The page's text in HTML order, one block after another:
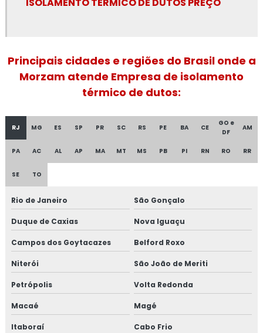
Espuma de poliuretano para isolamento térmico
Fornecedor de isolamento térmico industrial
Isolamento a frio
Isolamento acústico industrial no rj
Isolamento acústico para funilaria industrial
Isolamento acústico para navios
Isolamento acústico para onshore
Isolamento acústico para refinarias
ISOLAMENTO TÉRMICO DE DUTOS PREÇO
Principais cidades e regiões do Brasil onde a
Morzam atende Empresa de isolamento
térmico de dutos:
RJ MG ES SP PR SC RS PE BA CE
GO e
DF
AM
PA AC AL AP MA MT MS PB PI RN RO RR
SE TO
Rio de Janeiro São Gonçalo
Duque de Caxias Nova Iguaçu
Campos dos Goytacazes Belford Roxo
Niterói São João de Meriti
Petrópolis Volta Redonda
Macaé Magé
Itaboraí Cabo Frio